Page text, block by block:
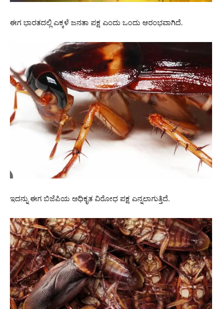
ಈಗ ಭಾರತದಲ್ಲಿ ಎಕ್ಕಳೆ ಜನತಾ ಪಕ್ಷ ಎಂದು ಒಂದು ಆರಂಭವಾಗಿದೆ.
ಇದನ್ನು ಈಗ ಬಿಜೆಪಿಯ ಅಧಿಕೃತ ವಿರೋಧ ಪಕ್ಷ ಎನ್ನಲಾಗುತ್ತಿದೆ.